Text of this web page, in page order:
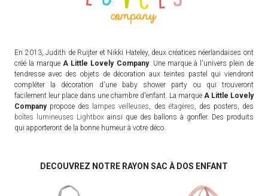
En 2013, Judith de Ruijter et Nikki Hateley, deux créatices néerlandaises ont
créé la marqueA Little Lovely Company. Une marque à l'univers plein de
tendresse avec des objets de décoration aux teintes pastel qui viendront
compléter la décoration d'une baby shower party ou qui trouveront
facilement leur place dans une chambre d'enfant. La marque A Little Lovely
Companypropose des lampes veilleuses, des étagères, des posters, des
boîtes lumineuses Lightboxainsi que des ballons à gonfler. Des produits
qui apporteront de la bonne humeur à votre déco.
DECOUVREZ NOTRE RAYON SAC À DOS ENFANT